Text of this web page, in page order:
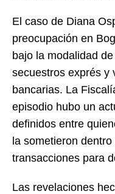
El caso de Diana
preocupación en
bajo la modalidad
secuestros exprés y
bancarias. La
episodio hubo un
definidos entre
la sometieron
transacciones para
Las revelaciones